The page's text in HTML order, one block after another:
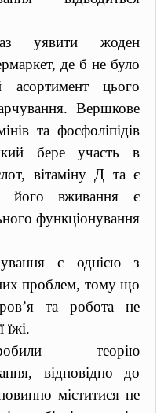
уявити жоден
де б не було
асортимент цього
Вершкове
та фосфоліпідів
бере участь в
вітаміну Д та є
його вживання є
функціонування
є однією з
проблем, тому що
та робота не
їжі.
теорію
відповідно до
міститися не